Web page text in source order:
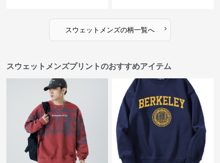
スウェットメンズの柄一覧へ ›
スウェットメンズプリントのおすすめアイテム